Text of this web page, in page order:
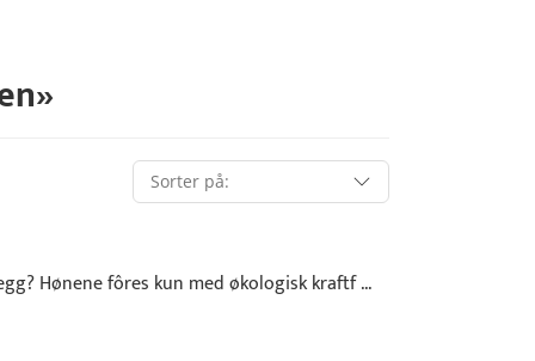
»
Hønene fôres kun med økologisk kraftf ...